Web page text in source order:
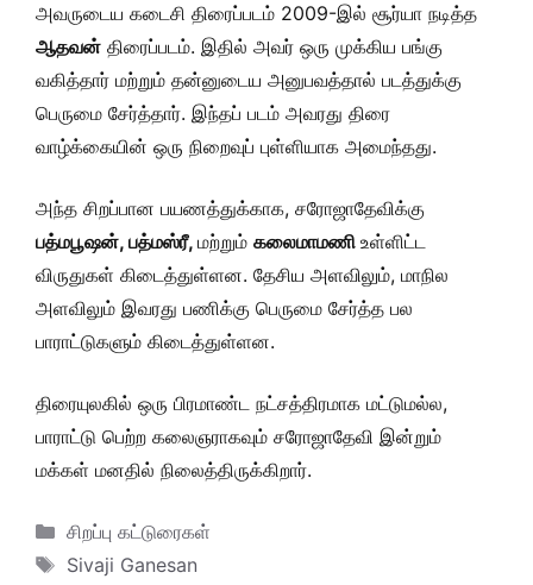
அவருடைய கடைசி திரைப்படம் 2009-இல் சூர்யா நடித்த
ஆதவன் திரைப்படம். இதில் அவர் ஒரு முக்கிய பங்கு
வகித்தார் மற்றும் தன்னுடைய அனுபவத்தால் படத்துக்கு
பெருமை சேர்த்தார். இந்தப் படம் அவரது திரை
வாழ்க்கையின் ஒரு நிறைவுப் புள்ளியாக அமைந்தது.
அந்த சிறப்பான பயணத்துக்காக, சரோஜாதேவிக்கு
பத்மபூஷன், பத்மஸ்ரீ, மற்றும் கலைமாமணி உள்ளிட்ட
விருதுகள் கிடைத்துள்ளன. தேசிய அளவிலும், மாநில
அளவிலும் இவரது பணிக்கு பெருமை சேர்த்த பல
பாராட்டுகளும் கிடைத்துள்ளன.
திரையுலகில் ஒரு பிரமாண்ட நட்சத்திரமாக மட்டுமல்ல,
பாராட்டு பெற்ற கலைஞராகவும் சரோஜாதேவி இன்றும்
மக்கள் மனதில் நிலைத்திருக்கிறார்.
Categories
சிறப்பு கட்டுரைகள்
Tags
Sivaji Ganesan